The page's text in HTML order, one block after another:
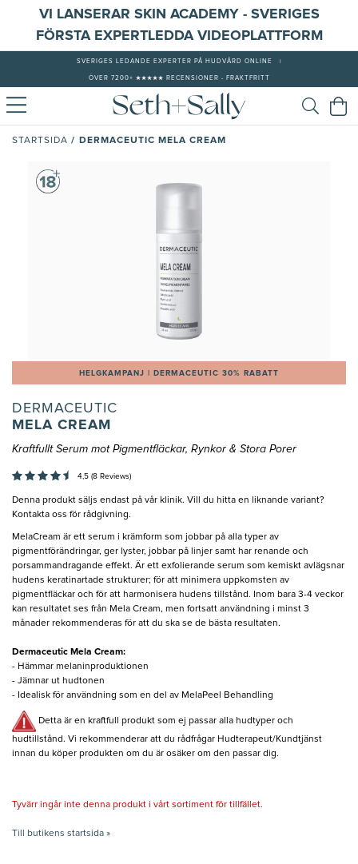
VI LANSERAR SKIN ACADEMY - SVERIGES
FÖRSTA EXPERTLEDDA VIDEOPLATTFORM
SVERIGES LEDANDE EXPERTER PÅ HUDVÅRD ONLINE
ÖVER 7200+ ★★★★★ RECENSIONER - FRAKTFRITT
STARTSIDA / DERMACEUTIC MELA CREAM
HELGKAMPANJ | DERMACEUTIC 30% RABATT
DERMACEUTIC
MELA CREAM
Kraftfullt Serum mot Pigmentfläckar, Rynkor & Stora Porer
4,5 (8 Reviews)
Denna produkt säljs endast på vår klinik. Vill du hitta en liknande variant?
Kontakta oss för rådgivning.
MelaCream är ett serum i krämform som jobbar på alla typer av
pigmentförändringar, ger lyster, jobbar på linjer samt har renande och
porsammandragande effekt. Är ett exfolierande serum som kemiskt avlägsnar
hudens keratinartade strukturer; för att minimera uppkomsten av
pigmentfläckar och för att harmonisera hudens tillstånd. Inom bara 3-4 veckor
kan resultatet ses från Mela Cream, men fortsatt användning i minst 3
månader rekommenderas för att du ska se de bästa resultaten.
Dermaceutic Mela Cream:
- Hämmar melaninproduktionen
- Jämnar ut hudtonen
- Idealisk för användning som en del av MelaPeel Behandling
Detta är en kraftfull produkt som ej passar alla hudtyper och
hudtillstånd. Vi rekommenderar att du rådfrågar Hudterapeut/Kundtjänst
innan du köper produkten om du är osäker om den passar dig.
Tyvärr ingår inte denna produkt i vårt sortiment för tillfället.
Till butikens startsida »